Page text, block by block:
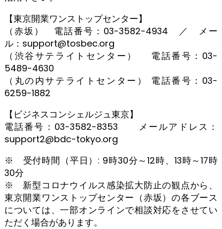
【東京開業ワンストップセンター】
（赤坂） 電話番号：03-3582-4934 ／ メー
ル：support@tosbec.org
（渋谷サテライトセンター） 電話番号：03-
5489-4630
（丸の内サテライトセンター） 電話番号：03-
6259-1882
【ビジネスコンシェルジュ東京】
電話番号：03-3582-8353 メールアドレス：
support2@bdc-tokyo.org
※ 受付時間（平日）: 9時30分～12時、13時～17時
30分
※ 新型コロナウイルス感染拡大防止の観点から、
東京開業ワンストップセンター（赤坂）の各ブース
については、一部オンラインで相談対応をさせてい
ただく場合があります。